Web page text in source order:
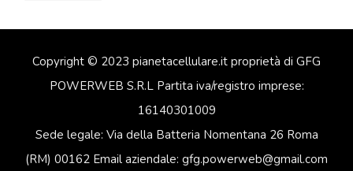
Copyright © 2023 pianetacellulare.it proprietà di GFG
POWERWEB S.R.L Partita iva/registro imprese:
16140301009
Sede legale: Via della Batteria Nomentana 26 Roma
(RM) 00162 Email aziendale: gfg.powerweb@gmail.com